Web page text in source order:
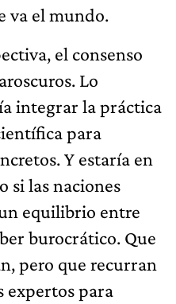
va el mundo.
el consenso
Lo
integrar la práctica
para
Y estaría en
si las naciones
equilibrio entre
burocrático. Que
pero que recurran
expertos para